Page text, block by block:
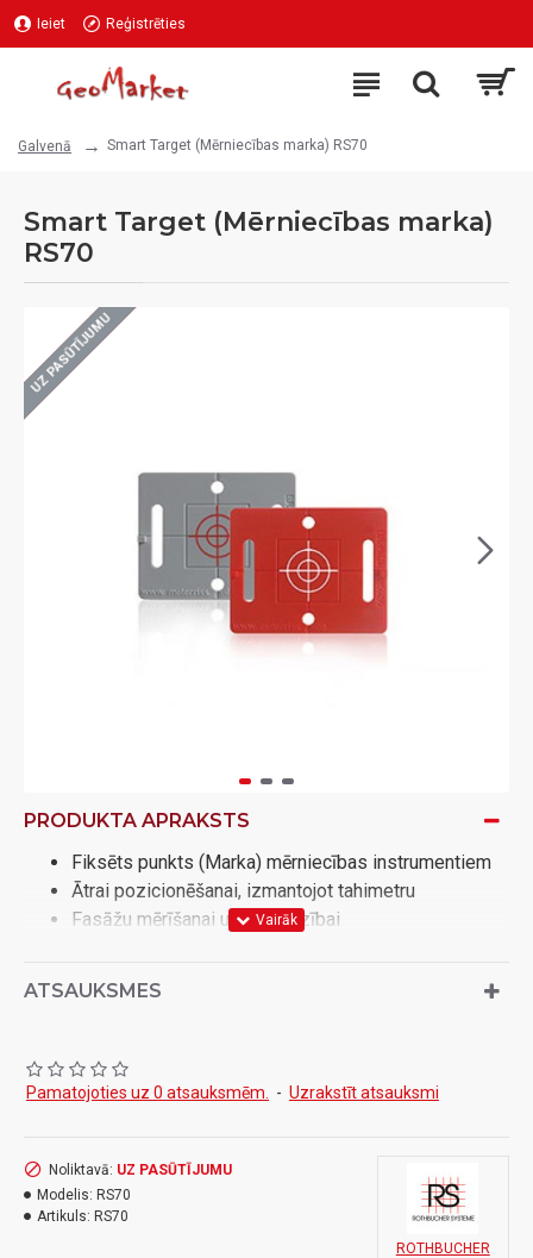
Ieiet Reģistrēties
Galvenā Smart Target (Mērniecības marka) RS70
Smart Target (Mērniecības marka)
RS70
ONLINE ONLY
UZ PASŪTĪJUMU
PRODUKTA APRAKSTS
Fiksēts punkts (Marka) mērniecības instrumentiem
Ātrai pozicionēšanai, izmantojot tahimetru
Fasāžu mērīšanai un uzraudzībai
Rūpnieciskajai celtniecībai un halles celtniecībai
Lai nodrošinātu augstuma un asis ir droši marķētas
ATSAUKSMES
Pamatojoties uz 0 atsauksmēm. - Uzrakstīt atsauksmi
Noliktavā: UZ PASŪTĪJUMU
Modelis: RS70
Artikuls: RS70
ROTHBUCHER